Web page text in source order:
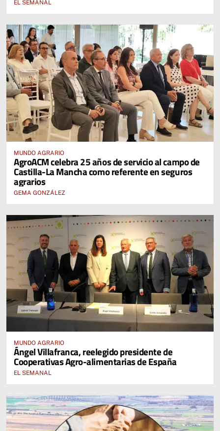
EL SEMANAL
MUNDO AGRARIO
AgroACM celebra 25 años de servicio al campo de
Castilla-La Mancha como referente en seguros
agrarios
GEMA GONZÁLEZ
MUNDO AGRARIO
Ángel Villafranca, reelegido presidente de
Cooperativas Agro-alimentarias de España
EL SEMANAL